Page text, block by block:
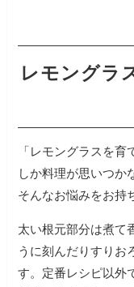
レモングラ
「レモングラスを
しか料理が思いつか
そんなお悩みをお持
太い根元部分は煮て
うに刻んだりすりお
す。 定番レシピ以外